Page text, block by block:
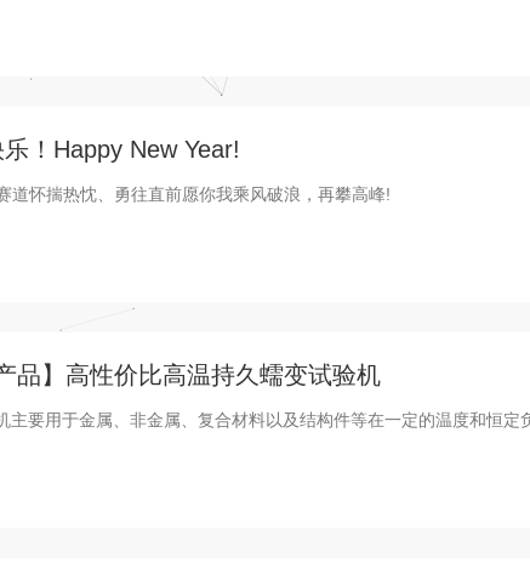
！Happy New Year!
道怀揣热忱、勇往直前愿你我乘风破浪，再攀高峰!
品】高性价比高温持久蠕变试验机
主要用于金属、非金属、复合材料以及结构件等在一定的温度和恒